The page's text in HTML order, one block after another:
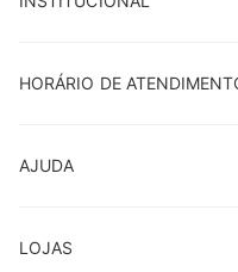
HORÁRIO DE
AJUDA
LOJAS